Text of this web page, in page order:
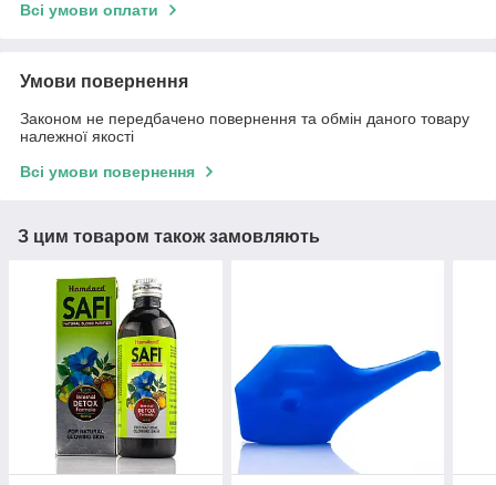
Всі умови оплати
Умови повернення
Законом не передбачено повернення та обмін даного товару
належної якості
Всі умови повернення
З цим товаром також замовляють